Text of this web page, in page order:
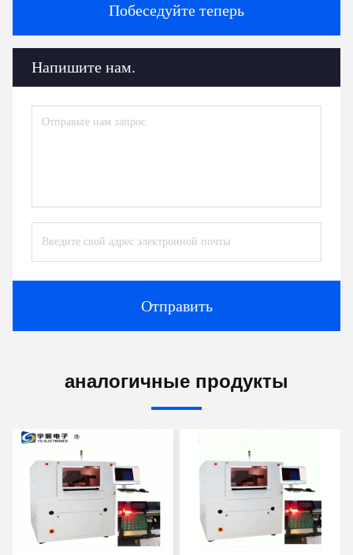
Побеседуйте теперь
Напишите нам.
Отправить
аналогичные продукты